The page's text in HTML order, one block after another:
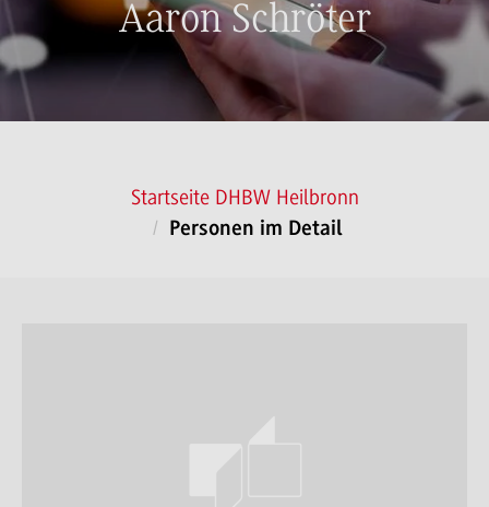
Aaron Schröter
Startseite DHBW Heilbronn
Personen im Detail